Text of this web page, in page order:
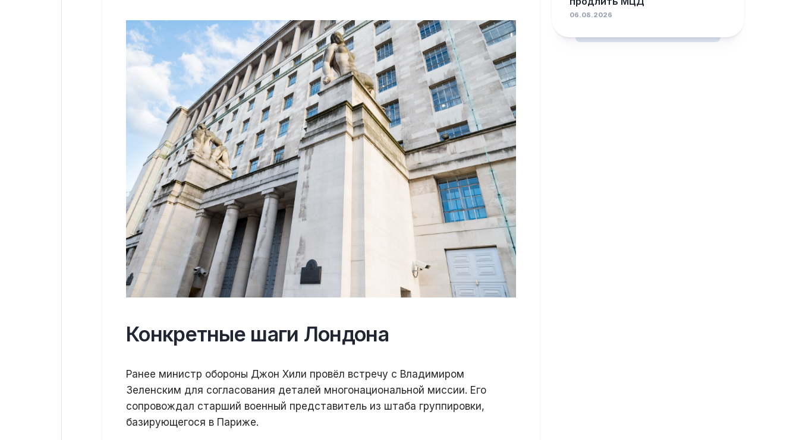
Конкретные шаги Лондона
Ранее министр обороны Джон Хили провёл встречу с Владимиром
Зеленским для согласования деталей многонациональной миссии. Его
сопровождал старший военный представитель из штаба группировки,
базирующегося в Париже.
06.08.2026